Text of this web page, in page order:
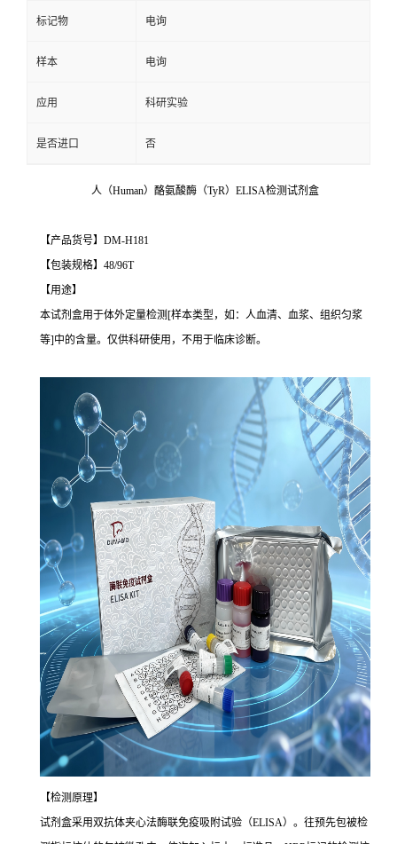
标记物 电询
样本 电询
应用 科研实验
是否进口 否
人（Human）酪氨酸酶（TyR）ELISA检测试剂盒
【产品货号】DM-H181
【包装规格】48/96T
【用途】
本试剂盒用于体外定量检测[样本类型，如：人血清、血浆、组织匀浆
等]中的含量。仅供科研使用，不用于临床诊断。
【检测原理】
试剂盒采用双抗体夹心法酶联免疫吸附试验（ELISA）。往预先包被检